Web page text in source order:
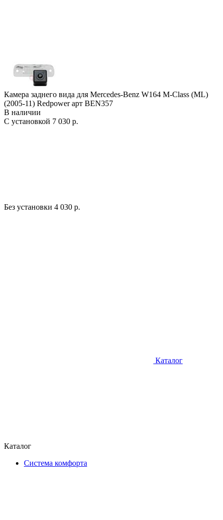
Камера заднего вида для Mercedes-Benz W164 M-Class (ML)
(2005-11) Redpower арт BEN357
В наличии
С установкой 7 030 р.
Без установки 4 030 р.
Каталог
Каталог
Система комфорта